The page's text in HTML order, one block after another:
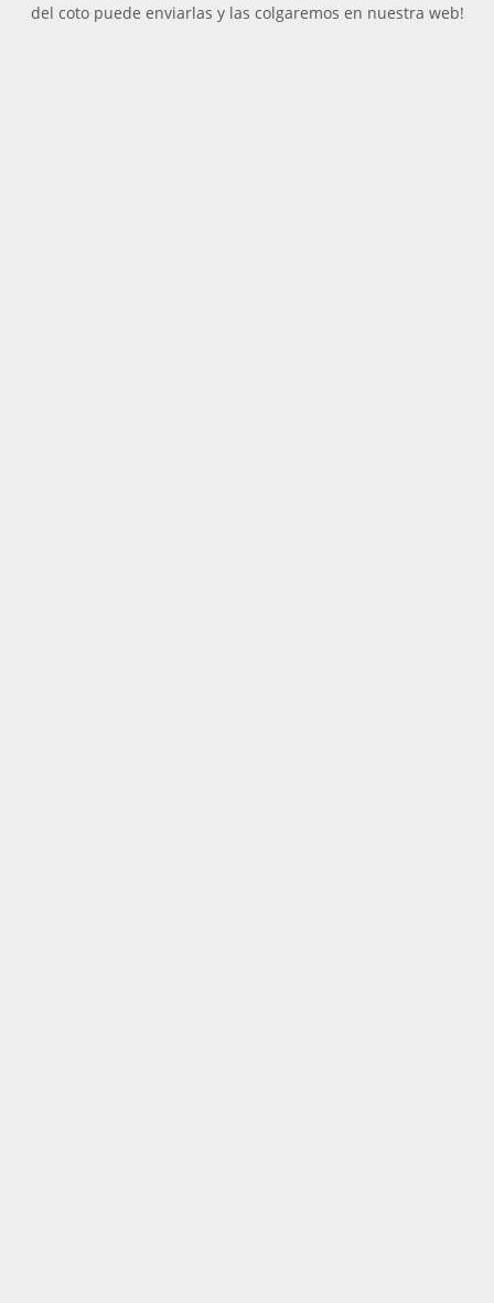
del coto puede enviarlas y las colgaremos en nuestra web!